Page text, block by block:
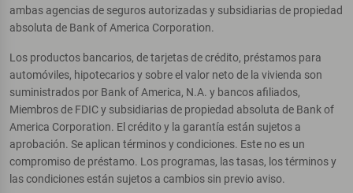
ambas agencias de seguros autorizadas y subsidiarias de propiedad
absoluta de Bank of America Corporation.
Los productos bancarios, de tarjetas de crédito, préstamos para
automóviles, hipotecarios y sobre el valor neto de la vivienda son
suministrados por Bank of America, N.A. y bancos afiliados,
Miembros de FDIC y subsidiarias de propiedad absoluta de Bank of
America Corporation. El crédito y la garantía están sujetos a
aprobación. Se aplican términos y condiciones. Este no es un
compromiso de préstamo. Los programas, las tasas, los términos y
las condiciones están sujetos a cambios sin previo aviso.